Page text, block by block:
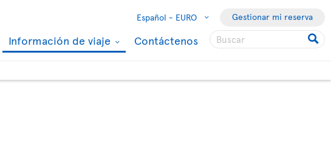
Español - EURO Gestionar mi reserva
Información de viaje Contáctenos